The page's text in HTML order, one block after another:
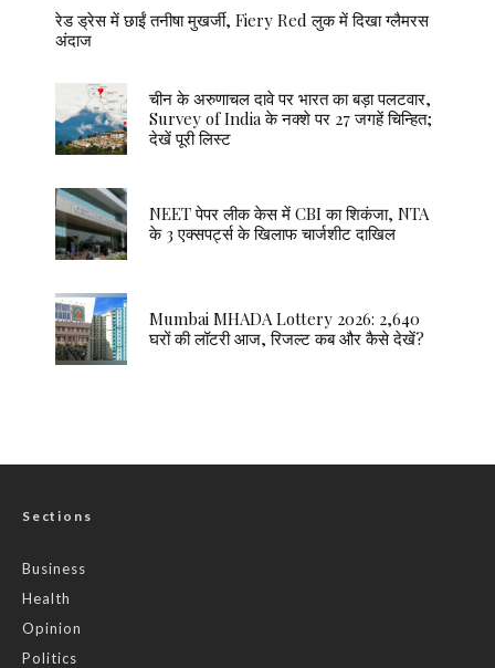
रेड ड्रेस में छाईं तनीषा मुखर्जी, Fiery Red लुक में दिखा ग्लैमरस
अंदाज
चीन के अरुणाचल दावे पर भारत का बड़ा पलटवार,
Survey of India के नक्शे पर 27 जगहें चिन्हित;
देखें पूरी लिस्ट
NEET पेपर लीक केस में CBI का शिकंजा, NTA
के 3 एक्सपर्ट्स के खिलाफ चार्जशीट दाखिल
Mumbai MHADA Lottery 2026: 2,640
घरों की लॉटरी आज, रिजल्ट कब और कैसे देखें?
Sections
Business
Health
Opinion
Politics